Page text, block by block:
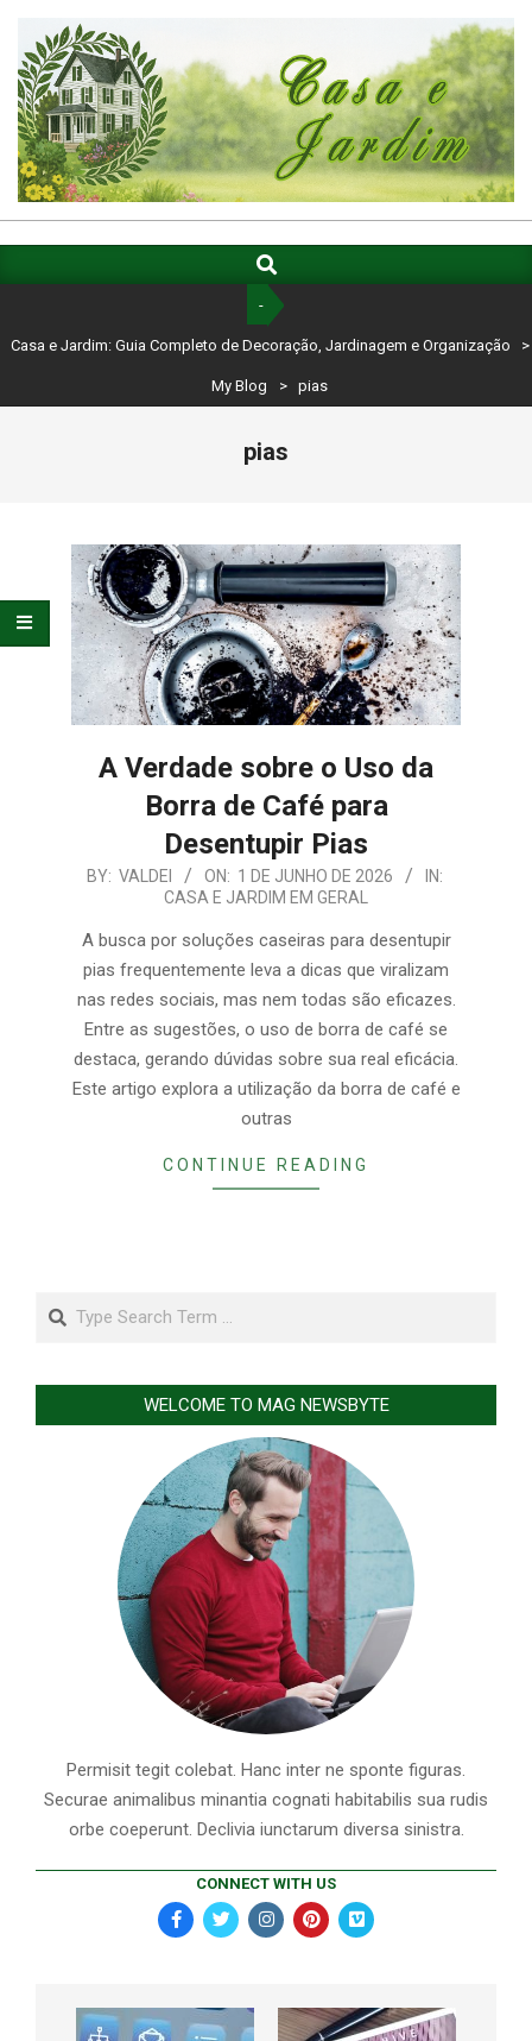
content
CASA
E
GUIA
COMPLETO
DECORAÇÃO,
ORGANIZAÇÃO
Navigation
Search
-
Casa e Jardim: Guia Completo de Decoração, Jardinagem e Organização >
My Blog > pias
pias
A Verdade sobre o Uso da
Borra de Café para
Desentupir Pias
2026-
01
BY: VALDEI ON: 1 DE JUNHO DE 2026
IN:
CASA E JARDIM EM GERAL
A busca por soluções caseiras para desentupir
pias frequentemente leva a dicas que viralizam
nas redes sociais, mas nem todas são eficazes.
Entre as sugestões, o uso de borra de café se
destaca, gerando dúvidas sobre sua real eficácia.
Este artigo explora a utilização da borra de café e
outras
CONTINUE READING
Search
WELCOME TO MAG NEWSBYTE
Permisit tegit colebat. Hanc inter ne sponte figuras.
Securae animalibus minantia cognati habitabilis sua rudis
orbe coeperunt. Declivia iunctarum diversa sinistra.
CONNECT WITH US